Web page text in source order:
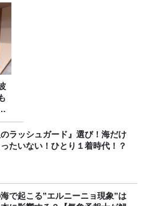
のラッシュガード』選び！海だけ
たいない！ひとり１着時代！？
で起こる”エルニーニョ現象”は